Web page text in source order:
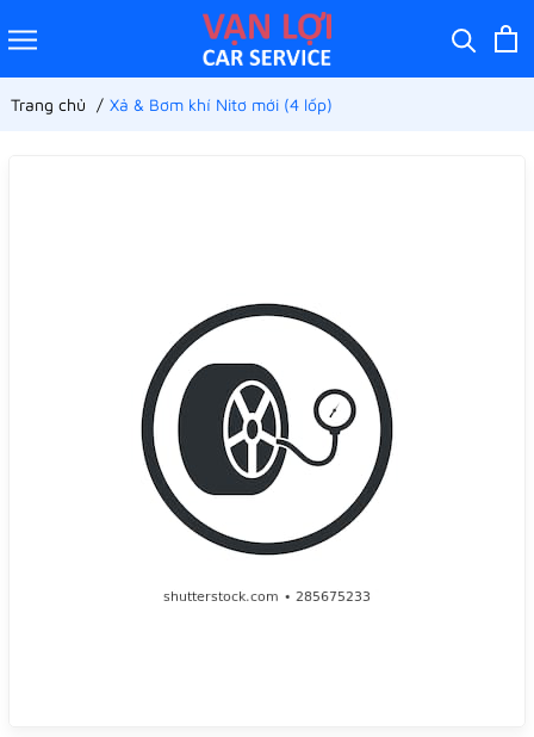
Trang chủ Xả & Bơm khí Nitơ mới (4 lốp)